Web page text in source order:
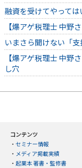
融資を受けてやって
【爆アゲ税理士 中野
いまさら聞けない「
【爆アゲ税理士 中野
し穴
コンテンツ
・ セミナー情報
・ メディア掲載実績
・ 起業本 著書・監修書